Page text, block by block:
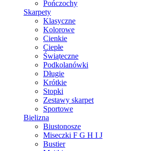
Pończochy
Skarpety
Klasyczne
Kolorowe
Cienkie
Ciepłe
Świąteczne
Podkolanówki
Długie
Krótkie
Stopki
Zestawy skarpet
Sportowe
Bielizna
Biustonosze
Miseczki F G H I J
Bustier